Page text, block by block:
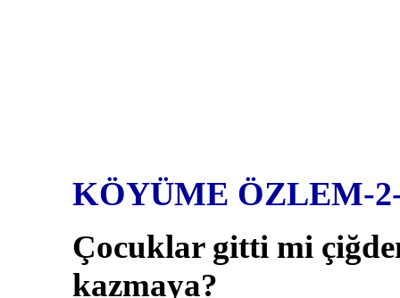
KÖYÜME ÖZLEM-
Çocuklar gitti mi
kazmaya?